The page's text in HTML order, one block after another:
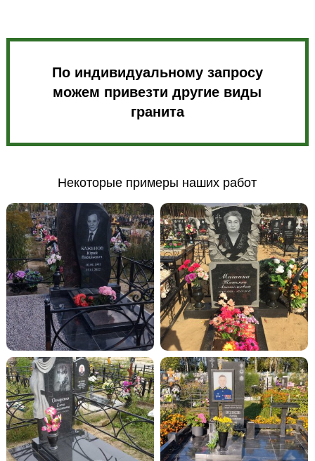
По индивидуальному запросу
можем привезти другие виды
гранита
Некоторые примеры наших работ